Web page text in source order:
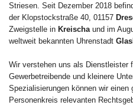
Striesen. Seit Dezember 2018
der Klopstockstraße 40, 01157
Zweigstelle in Kreischa und im
weltweit bekannten Uhrenstadt
Wir verstehen uns als Dienstleister
Gewerbetreibende und kleinere
Spezialisierungen können wir einen
Personenkreis relevanten